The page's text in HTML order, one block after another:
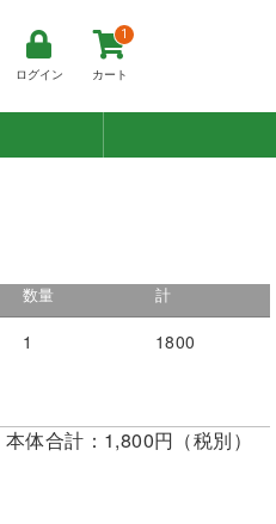
ログイン カート
1
数量 計
1 1800
本体合計：1,800円（税別）